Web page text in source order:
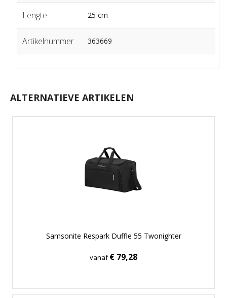
Lengte 25 cm
Artikelnummer 363669
ALTERNATIEVE ARTIKELEN
Samsonite Respark Duffle 55 Twonighter
vanaf€ 79,28